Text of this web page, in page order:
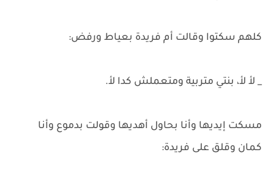
كلهم سكتوا وقالت أم فريدة بعياط ورفض:
_ لأ لأ، بنتي متربية ومتعملش كدا لأ.
مسكت إيديها وأنا بحاول أهديها وقولت بدموع وأنا
كمان وقلق على فريدة: